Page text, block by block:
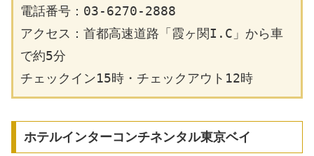
電話番号：03-6270-2888
アクセス：首都高速道路「霞ヶ関I.C」から車
で約5分
チェックイン15時・チェックアウト12時
ホテルインターコンチネンタル東京ベイ